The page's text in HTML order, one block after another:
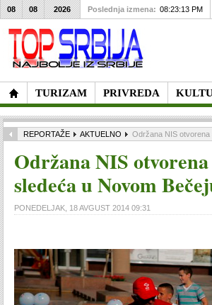
TURIZAM PRIVREDA
08 08 2026 Poslednja izmena: 08:23:13 PM
REPORTAŽE AKTUELNO Održana NIS
Održana NIS
sledeća u Novom
PONEDELJAK, 18 AVGUST 2014 09:31